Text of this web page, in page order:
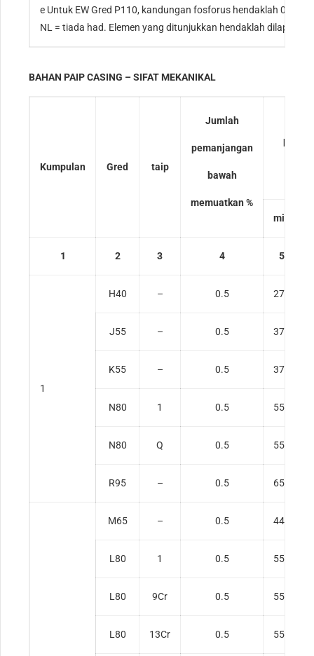
e Untuk EW Gred P110, kandungan fosforus hendaklah 0.020
NL = tiada had. Elemen yang ditunjukkan hendaklah
BAHAN PAIP CASING – SIFAT MEKANIKAL
Kumpulan Gred taip
Jumlah
pemanjangan
bawah
memuatkan %
min
1 2 3 4 5
1
H40 – 0.5 276
J55 – 0.5 379
K55 – 0.5 379
N80 1 0.5 552
N80 Q 0.5 552
R95 – 0.5 655
M65 – 0.5 448
L80 1 0.5 552
L80 9Cr 0.5 552
L80 13Cr 0.5 552